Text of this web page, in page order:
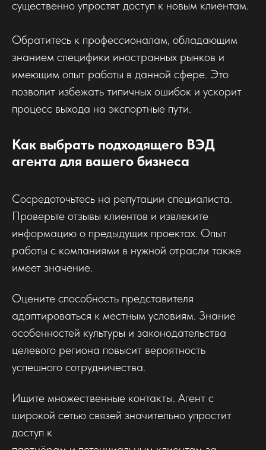
существенно упростят доступ к новым клиентам.
Обратитесь к профессионалам, обладающим
знанием специфики иностранных рынков и
имеющим опыт работы в данной сфере. Это
позволит избежать типичных ошибок и ускорит
процесс выхода на экспортные пути.
Как выбрать подходящего ВЭД
агента для вашего бизнеса
Сосредоточьтесь на репутации специалиста.
Проверьте отзывы клиентов и извлеките
информацию о предыдущих проектах. Опыт
работы с компаниями в нужной отрасли также
имеет значение.
Оцените способность представителя
адаптироваться к местным условиям. Знание
особенностей культуры и законодательства
целевого региона повысит вероятность
успешного сотрудничества.
Ищите множественные контакты. Агент с
широкой сетью связей значительно упростит
доступ к